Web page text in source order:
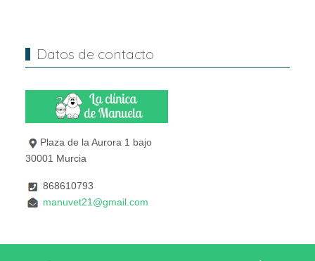
Datos de contacto
Plaza de la Aurora 1 bajo
30001 Murcia
868610793
manuvet21@gmail.com